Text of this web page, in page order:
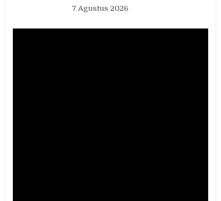
7 Agustus 2026